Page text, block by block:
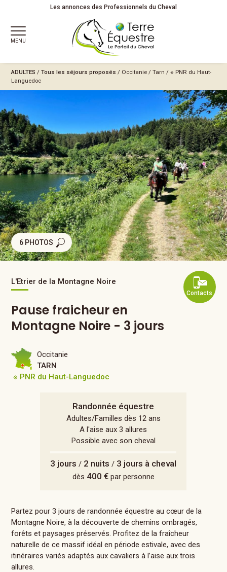
Les annonces des Professionnels du Cheval
MENU
ADULTES /Tous les séjours proposés / Occitanie /Tarn /※ PNR du Haut-
Languedoc
6 PHOTOS
Contacts
L'Etrier de la Montagne Noire
Pause fraicheur en
Montagne Noire - 3 jours
Randonnée équestre
Adultes/Familles dès 12 ans
A l'aise aux 3 allures
Possible avec son cheval
3 jours / 2 nuits / 3 jours à cheval
dès 400 €par personne
Occitanie
TARN
※ PNR du Haut-Languedoc
Partez pour 3 jours de randonnée équestre au cœur de la
Montagne Noire, à la découverte de chemins ombragés,
forêts et paysages préservés. Profitez de la fraîcheur
naturelle de ce massif idéal en période estivale, avec des
itinéraires variés adaptés aux cavaliers à l’aise aux trois
allures.